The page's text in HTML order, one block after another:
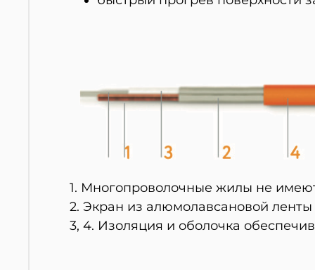
1. Многопроволочные жилы не
2. Экран из алюмолавсановой ленты
3, 4. Изоляция и оболочка